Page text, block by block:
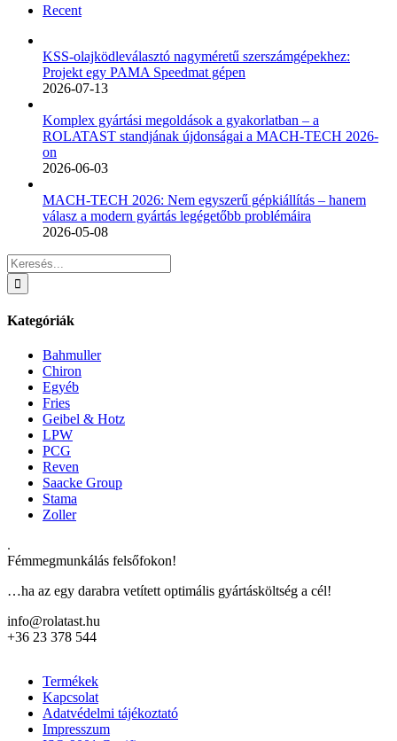
Recent
KSS-olajködleválasztó nagyméretű szerszámgépekhez:
Projekt egy PAMA Speedmat gépen
2026-07-13
Komplex gyártási megoldások a gyakorlatban – a
ROLATAST standjának újdonságai a MACH-TECH 2026-
on
2026-06-03
MACH-TECH 2026: Nem egyszerű gépkiállítás – hanem
válasz a modern gyártás legégetőbb problémáira
2026-05-08
Keresés...
Kategóriák
Bahmuller
Chiron
Egyéb
Fries
Geibel & Hotz
LPW
PCG
Reven
Saacke Group
Stama
Zoller
.
Fémmegmunkálás felsőfokon!
…ha az egy darabra vetített optimális gyártásköltség a cél!
info@rolatast.hu
+36 23 378 544
Termékek
Kapcsolat
Adatvédelmi tájékoztató
Impresszum